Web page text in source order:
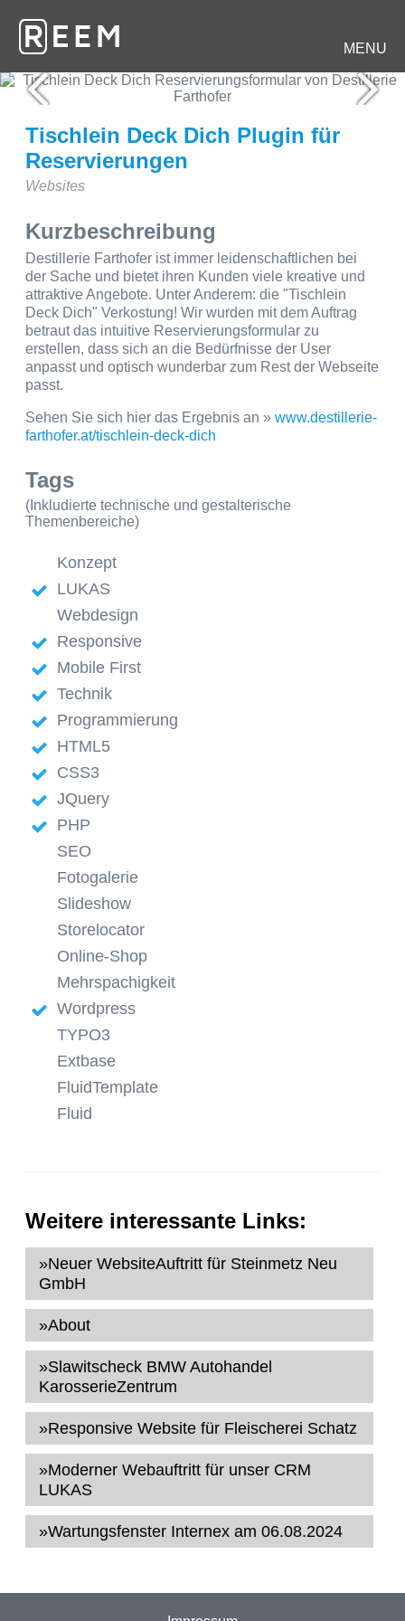
MENU
Tischlein Deck Dich Plugin für
Reservierungen
Websites
Kurzbeschreibung
Destillerie Farthofer ist immer leidenschaftlichen bei
der Sache und bietet ihren Kunden viele kreative und
attraktive Angebote. Unter Anderem: die "Tischlein
Deck Dich" Verkostung! Wir wurden mit dem Auftrag
betraut das intuitive Reservierungsformular zu
erstellen, dass sich an die Bedürfnisse der User
anpasst und optisch wunderbar zum Rest der Webseite
passt.
Sehen Sie sich hier das Ergebnis an » www.destillerie-
farthofer.at/tischlein-deck-dich
Tags
(Inkludierte technische und gestalterische
Themenbereiche)
Konzept
LUKAS
Webdesign
Responsive
Mobile First
Technik
Programmierung
HTML5
CSS3
JQuery
PHP
SEO
Fotogalerie
Slideshow
Storelocator
Online-Shop
Mehrspachigkeit
Wordpress
TYPO3
Extbase
FluidTemplate
Fluid
Weitere interessante Links:
»Neuer WebsiteAuftritt für Steinmetz Neu
GmbH
»About
»Slawitscheck BMW Autohandel
KarosserieZentrum
»Responsive Website für Fleischerei Schatz
»Moderner Webauftritt für unser CRM
LUKAS
»Wartungsfenster Internex am 06.08.2024